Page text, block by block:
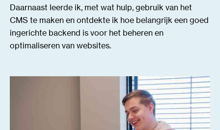
Daarnaast leerde ik, met wat hulp, gebruik van het
CMS te maken en ontdekte ik hoe belangrijk een goed
ingerichte backend is voor het beheren en
optimaliseren van websites.